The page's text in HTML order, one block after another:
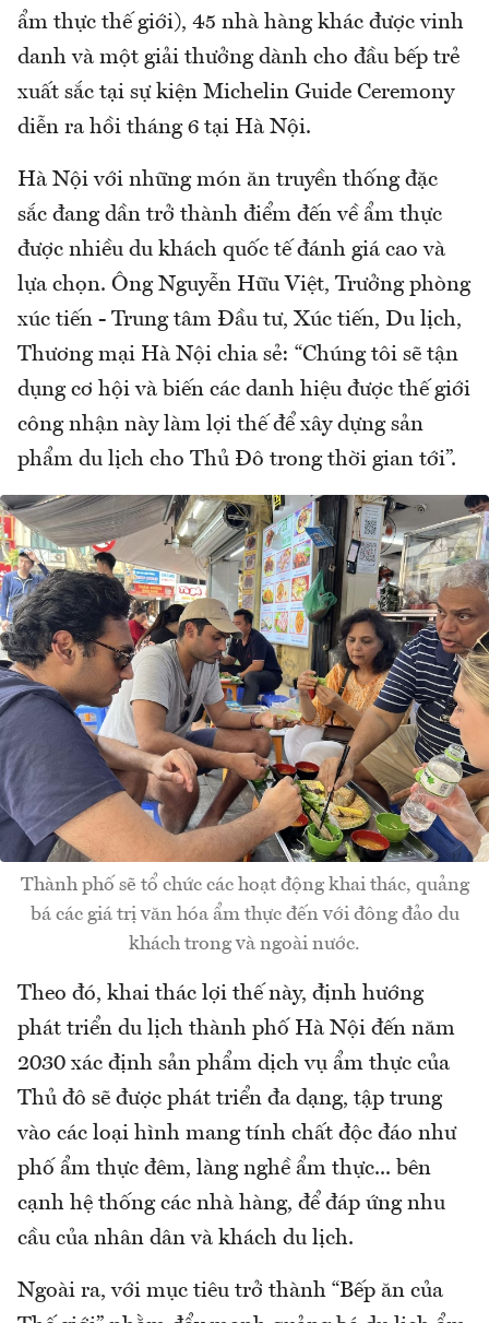
ẩm thực thế giới), 45 nhà hàng khác được vinh
danh và một giải thưởng dành cho đầu bếp trẻ
xuất sắc tại sự kiện Michelin Guide Ceremony
diễn ra hồi tháng 6 tại Hà Nội.
Hà Nội với những món ăn truyền thống đặc
sắc đang dần trở thành điểm đến về ẩm thực
được nhiều du khách quốc tế đánh giá cao và
lựa chọn. Ông Nguyễn Hữu Việt, Trưởng phòng
xúc tiến - Trung tâm Đầu tư, Xúc tiến, Du lịch,
Thương mại Hà Nội chia sẻ: “Chúng tôi sẽ tận
dụng cơ hội và biến các danh hiệu được thế giới
công nhận này làm lợi thế để xây dựng sản
phẩm du lịch cho Thủ Đô trong thời gian tới”.
Thành phố sẽ tổ chức các hoạt động khai thác, quảng
bá các giá trị văn hóa ẩm thực đến với đông đảo du
khách trong và ngoài nước.
Theo đó, khai thác lợi thế này, định hướng
phát triển du lịch thành phố Hà Nội đến năm
2030 xác định sản phẩm dịch vụ ẩm thực của
Thủ đô sẽ được phát triển đa dạng, tập trung
vào các loại hình mang tính chất độc đáo như
phố ẩm thực đêm, làng nghề ẩm thực... bên
cạnh hệ thống các nhà hàng, để đáp ứng nhu
cầu của nhân dân và khách du lịch.
Ngoài ra, với mục tiêu trở thành “Bếp ăn của